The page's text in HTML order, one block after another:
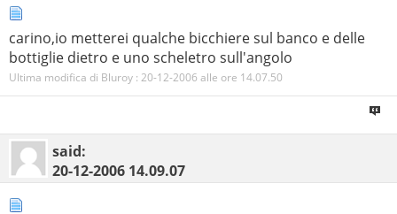
carino,io metterei qualche bicchiere sul banco e delle
bottiglie dietro e uno scheletro sull'angolo
Ultima modifica di Bluroy : 20-12-2006 alle ore 14.07.50
said:
20-12-2006 14.09.07